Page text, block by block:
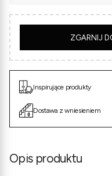
ZGARNIJ
Inspirujące produkty
Dostawa z wniesieniem
Opis produktu